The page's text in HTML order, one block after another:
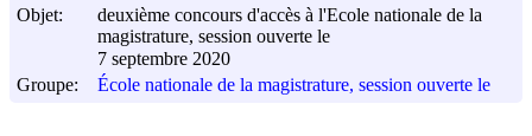
Objet:
deuxième concours d'accès à l'Ecole nationale de la
magistrature, session ouverte le
7 septembre 2020
Groupe:
École nationale de la magistrature, session ouverte le